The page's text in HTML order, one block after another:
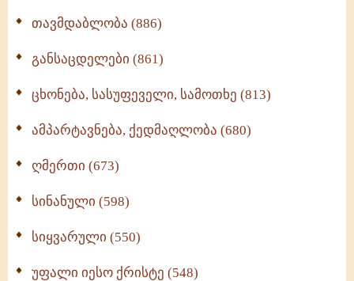
თავმდაბლობა (886)
განსაცდელები (861)
ცხონება, სასუფეველი, სამოთხე (813)
ამპარტავნება, ქედმაღლობა (680)
ღმერთი (673)
სინანული (598)
სიყვარული (550)
უფალი იესო ქრისტე (548)